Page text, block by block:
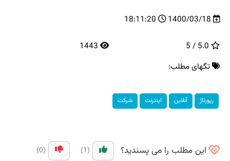
1400/03/18
18:11:20
تگهای مطلب:
رپورتاژ آنلاین اینترنت شركت
این مطلب را می پسندید؟ (1)
(0)